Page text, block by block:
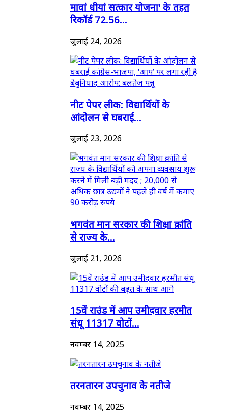
मावां धीयां सत्कार योजना' के तहत
रिकॉर्ड 72.56...
जुलाई 24, 2026
नीट पेपर लीक: विद्यार्थियों के
आंदोलन से घबराई...
जुलाई 23, 2026
भगवंत मान सरकार की शिक्षा क्रांति
से राज्य के...
जुलाई 21, 2026
15वें राउंड में आप उमीदवार हरमीत
संधू 11317 वोटों...
नवम्बर 14, 2025
तरनतारन उपचुनाव के नतीजे
नवम्बर 14, 2025